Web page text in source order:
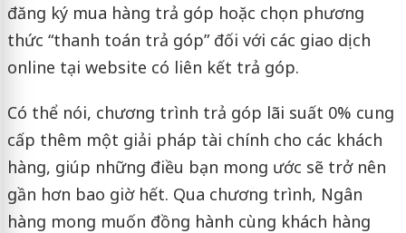
đăng ký mua hàng trả góp hoặc chọn phương
thức “thanh toán trả góp” đối với các giao dịch
online tại website có liên kết trả góp.
Có thể nói, chương trình trả góp lãi suất 0% cung
cấp thêm một giải pháp tài chính cho các khách
hàng, giúp những điều bạn mong ước sẽ trở nên
gần hơn bao giờ hết. Qua chương trình, Ngân
hàng mong muốn đồng hành cùng khách hàng